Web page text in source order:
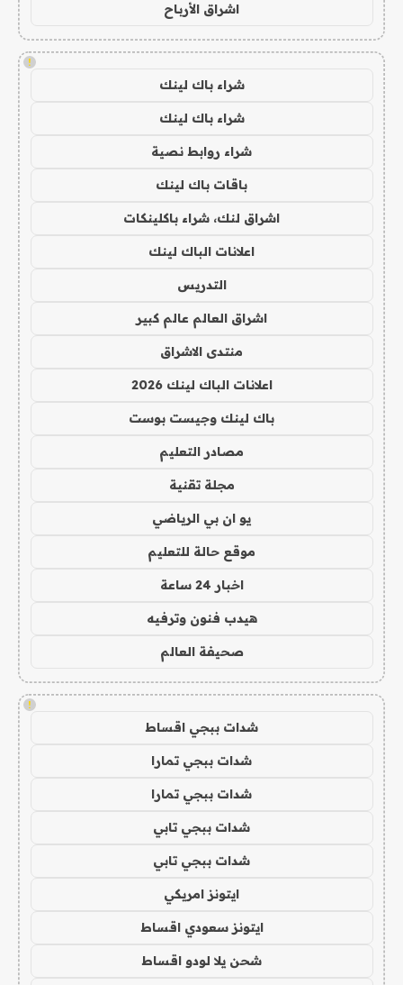
اشراق الأرباح
!
شراء باك لينك
شراء باك لينك
شراء روابط نصية
باقات باك لينك
اشراق لنك، شراء باكلينكات
اعلانات الباك لينك
التدريس
اشراق العالم عالم كبير
منتدى الاشراق
اعلانات الباك لينك 2026
باك لينك وجيست بوست
مصادر التعليم
مجلة تقنية
يو ان بي الرياضي
موقع حالة للتعليم
اخبار 24 ساعة
هيدب فنون وترفيه
صحيفة العالم
!
شدات ببجي اقساط
شدات ببجي تمارا
شدات ببجي تمارا
شدات ببجي تابي
شدات ببجي تابي
ايتونز امريكي
ايتونز سعودي اقساط
شحن يلا لودو اقساط